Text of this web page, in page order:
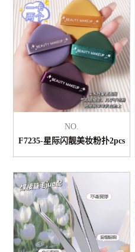
NO.
F7235-星际闪靓美妆粉扑2pcs